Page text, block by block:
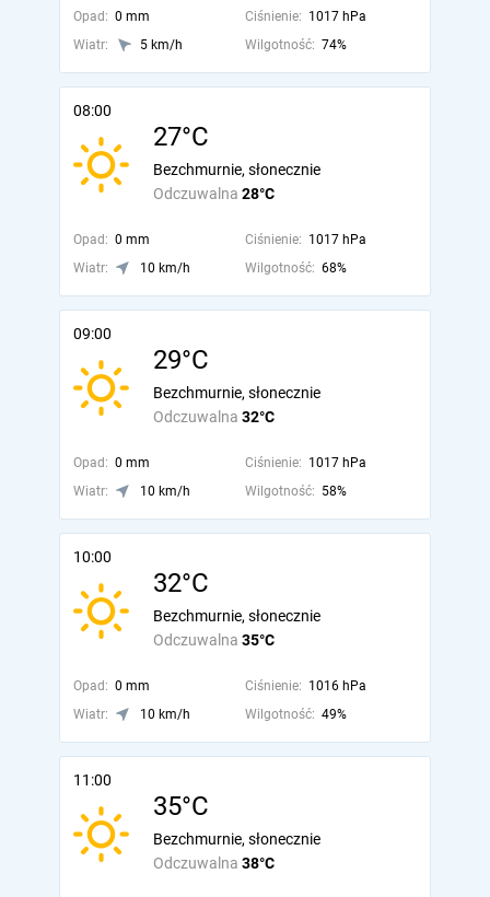
Opad: 0 mm Ciśnienie: 1017 hPa
Wiatr:
5 km/h Wilgotność: 74%
08:00
27°C
Odczuwalna 28°C
Bezchmurnie, słonecznie
Opad: 0 mm Ciśnienie: 1017 hPa
Wiatr:
10 km/h Wilgotność: 68%
09:00
29°C
Odczuwalna 32°C
Bezchmurnie, słonecznie
Opad: 0 mm Ciśnienie: 1017 hPa
Wiatr:
10 km/h Wilgotność: 58%
10:00
32°C
Odczuwalna 35°C
Bezchmurnie, słonecznie
Opad: 0 mm Ciśnienie: 1016 hPa
Wiatr:
10 km/h Wilgotność: 49%
11:00
35°C
Odczuwalna 38°C
Bezchmurnie, słonecznie